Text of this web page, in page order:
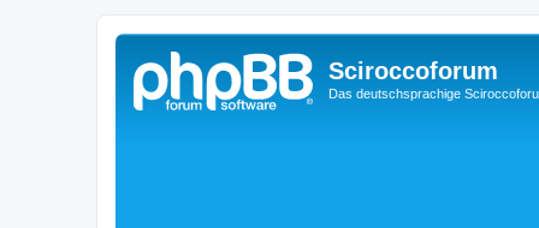
Sciroccoforum
Das deutschsprachige